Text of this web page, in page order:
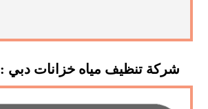
شركة تنظيف مياه خزانات دبي : 0568199078